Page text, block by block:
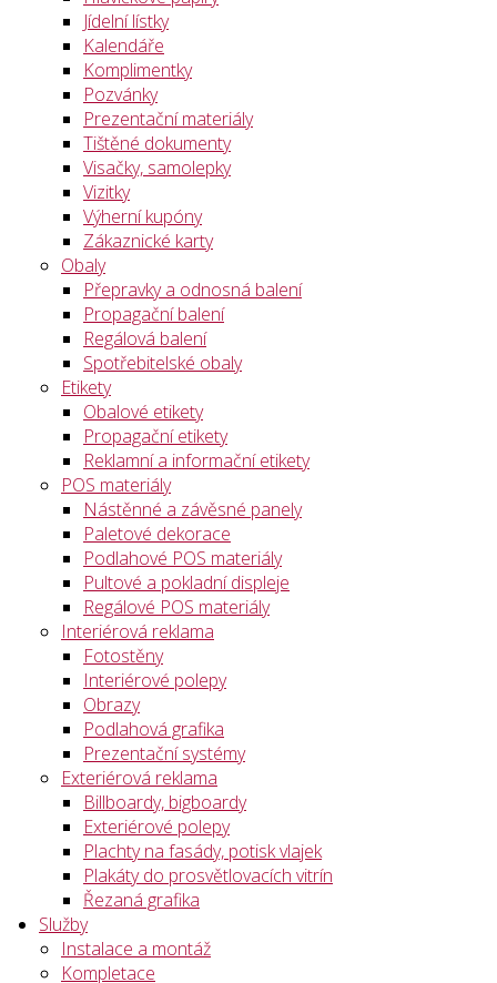
Jídelní lístky
Kalendáře
Komplimentky
Pozvánky
Prezentační materiály
Tištěné dokumenty
Visačky, samolepky
Vizitky
Výherní kupóny
Zákaznické karty
Obaly
Přepravky a odnosná balení
Propagační balení
Regálová balení
Spotřebitelské obaly
Etikety
Obalové etikety
Propagační etikety
Reklamní a informační etikety
POS materiály
Nástěnné a závěsné panely
Paletové dekorace
Podlahové POS materiály
Pultové a pokladní displeje
Regálové POS materiály
Interiérová reklama
Fotostěny
Interiérové polepy
Obrazy
Podlahová grafika
Prezentační systémy
Exteriérová reklama
Billboardy, bigboardy
Exteriérové polepy
Plachty na fasády, potisk vlajek
Plakáty do prosvětlovacích vitrín
Řezaná grafika
Služby
Instalace a montáž
Kompletace